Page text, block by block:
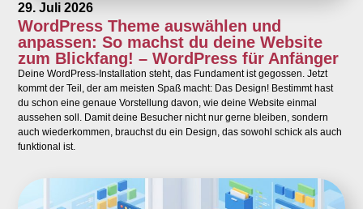
29. Juli 2026
WordPress Theme auswählen und
anpassen: So machst du deine Website
zum Blickfang! – WordPress für Anfänger
Deine WordPress-Installation steht, das Fundament ist gegossen. Jetzt
kommt der Teil, der am meisten Spaß macht: Das Design! Bestimmt hast
du schon eine genaue Vorstellung davon, wie deine Website einmal
aussehen soll. Damit deine Besucher nicht nur gerne bleiben, sondern
auch wiederkommen, brauchst du ein Design, das sowohl schick als auch
funktional ist.